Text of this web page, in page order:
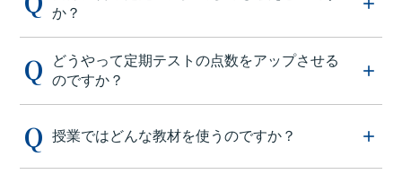
か？
どうやって定期テストの点数をアップさせる
のですか？
授業ではどんな教材を使うのですか？